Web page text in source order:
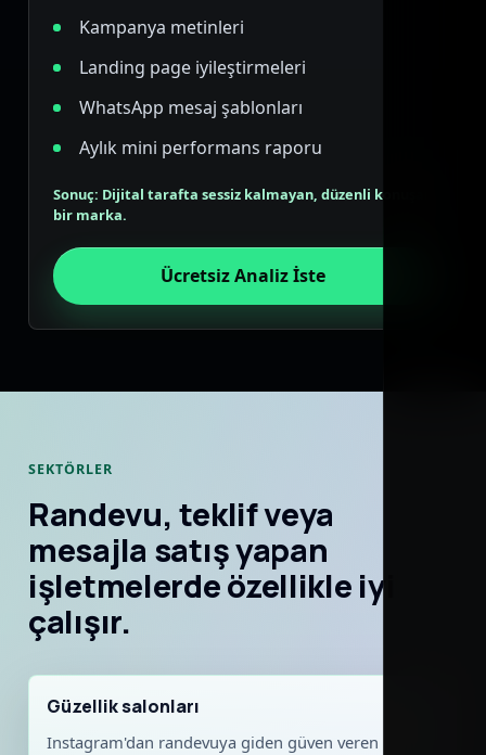
Kampanya metinleri
Landing page iyileştirmeleri
WhatsApp mesaj şablonları
Aylık mini performans raporu
Sonuç: Dijital tarafta sessiz kalmayan, düzenli konuşan
bir marka.
Ücretsiz Analiz İste
SEKTÖRLER
Randevu, teklif veya
mesajla satış yapan
işletmelerde özellikle iyi
çalışır.
Güzellik salonları
Instagram'dan randevuya giden güven veren